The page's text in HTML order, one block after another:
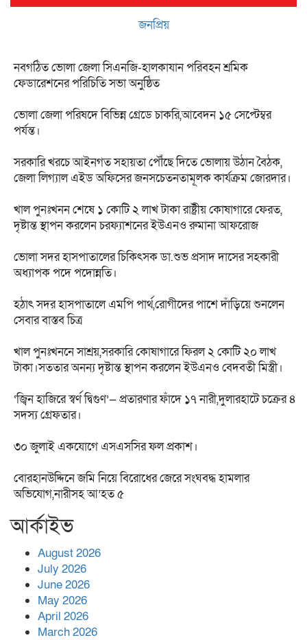
জনপ্রিয়
নবগঠিত ভোলা জেলা সিএনজি-হালকাযান পরিবহন শ্রমিক
ফেডারেশনের পরিচিতি সভা অনুষ্ঠিত
ভোলা জেলা পরিষদে বিভিন্ন গ্রেডে চাকরি,আবেদন ১৫ সেপ্টেম্বর
পর্যন্ত।
সরকারি খরচে আইনগত সহায়তা পৌঁছে দিতে ভোলায় উঠান বৈঠক,
জেলা লিগ্যাল এইড অফিসের জনসচেতনতামূলক কার্যক্রম জোরদার।
খাল পুনঃখনন শেষে ১ কোটি ২ লাখ টাকা রাষ্ট্রীয় কোষাগারে ফেরত,
দৃষ্টান্ত স্থাপন করলেন চরফ্যাশনের ইউএনও রুমানা আফরোজ
ভোলা সদর হাসপাতালের চিকিৎসক ডা.শুভ প্রসাদ দাসের সহকারী
অধ্যাপক পদে পদোন্নতি।
হঠাৎ সদর হাসপাতালে এমপি পার্থ,রোগীদের পাশে দাঁড়িয়ে শুনলেন
সেবার বাস্তব চিত্র
খাল পুনঃখননে সাশ্রয়,সরকারি কোষাগারে ফিরল ২ কোটি ২০ লাখ
টাকা।সততার অনন্য দৃষ্টান্ত স্থাপন করলেন ইউএনও বেদবতী মিস্ত্রী।
‘জ্বিন হাজিরে স্বর্ণ দ্বিগুণ’— প্রতারণার ফাঁদে ১৭ নারী,দুলারহাটে চক্রের ৪
সদস্য গ্রেফতার।
৩০ জুলাই একযোগে এসএসসির ফল প্রকাশ।
বোরহানউদ্দিনে জমি নিয়ে বিরোধের জেরে সংঘবদ্ধ হামলার
অভিযোগ,নারীসহ আ’হত ৫
আর্কাইভ
August 2026
July 2026
June 2026
May 2026
April 2026
March 2026